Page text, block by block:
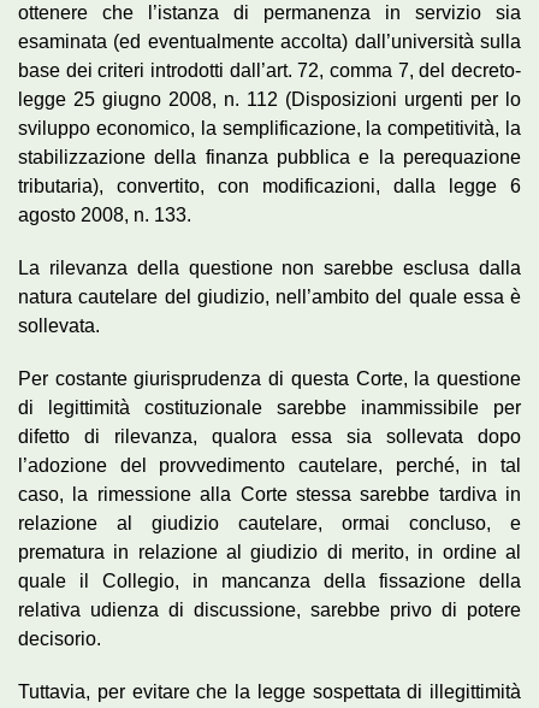
ottenere che l’istanza di permanenza in servizio sia
esaminata (ed eventualmente accolta) dall’università sulla
base dei criteri introdotti dall’art. 72, comma 7, del decreto-
legge 25 giugno 2008, n. 112 (Disposizioni urgenti per lo
sviluppo economico, la semplificazione, la competitività, la
stabilizzazione della finanza pubblica e la perequazione
tributaria), convertito, con modificazioni, dalla legge 6
agosto 2008, n. 133.
La rilevanza della questione non sarebbe esclusa dalla
natura cautelare del giudizio, nell’ambito del quale essa è
sollevata.
Per costante giurisprudenza di questa Corte, la questione
di legittimità costituzionale sarebbe inammissibile per
difetto di rilevanza, qualora essa sia sollevata dopo
l’adozione del provvedimento cautelare, perché, in tal
caso, la rimessione alla Corte stessa sarebbe tardiva in
relazione al giudizio cautelare, ormai concluso, e
prematura in relazione al giudizio di merito, in ordine al
quale il Collegio, in mancanza della fissazione della
relativa udienza di discussione, sarebbe privo di potere
decisorio.
Tuttavia, per evitare che la legge sospettata di illegittimità